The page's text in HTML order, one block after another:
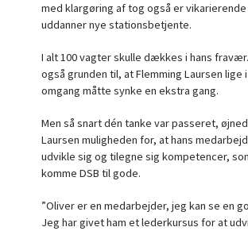
med klargøring af tog også er
uddanner nye stationsbetjente.
I alt 100 vagter skulle dækkes i hans
også grunden til, at Flemming Laursen lige
omgang måtte synke en ekstra gang.
Men så snart dén tanke var passeret,
Laursen muligheden for, at hans
udvikle sig og tilegne sig kompetencer,
komme DSB til gode.
”Oliver er en medarbejder, jeg kan se en
Jeg har givet ham et lederkursus for at